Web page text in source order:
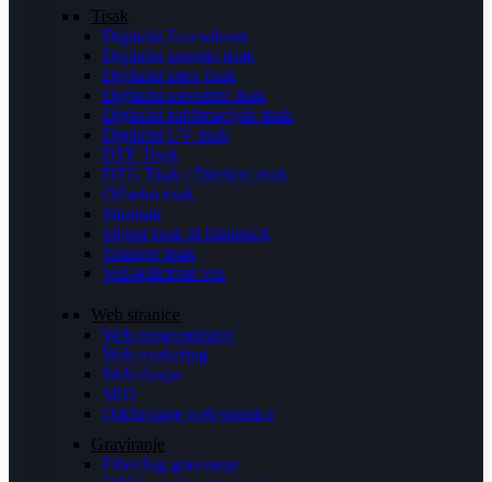
Tisak
Digitalni Eco solvent
Digitalni laserski tisak
Digitalni latex tisak
Digitalni solventni tisak
Digitalni sublimacijski tisak
Digitalni UV tisak
DTF Tisak
DTG Tisak / Direktni tisak
Offsetni tisak
Sitotisak
Slijepi tisak ili blindruck
Transfer tisak
Vez/aplicirani vez
Web stranice
Web programiranje
Web marketing
Web dizajn
SEO
Održavanje web stranica
Graviranje
Fiber/Jag graviranje